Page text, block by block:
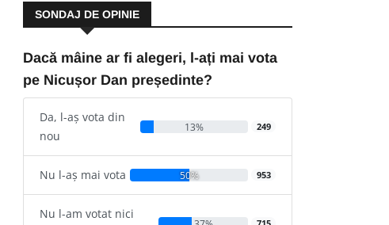
SONDAJ DE OPINIE
Dacă mâine ar fi alegeri, l-ați mai vota
pe Nicușor Dan președinte?
Da, l-aș vota din
nou
13% 249
Nu l-aș mai vota 50% 953
Nu l-am votat nici